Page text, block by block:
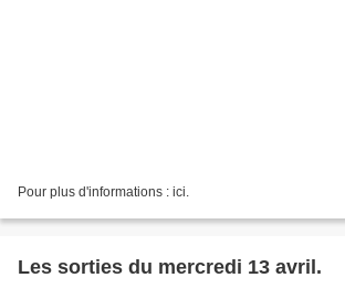
Pour plus d'informations : ici.
Les sorties du mercredi 13 avril.